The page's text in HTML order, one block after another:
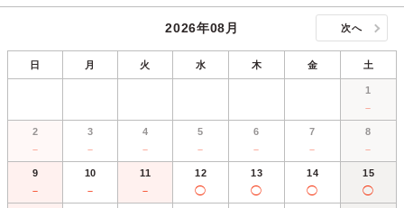
2026年08月 次へ
日 月 火 水 木 金 土
1
－
2
－
3
－
4
－
5
－
6
－
7
－
8
－
9
－
10
－
11
－
12
◯
13
◯
14
◯
15
◯